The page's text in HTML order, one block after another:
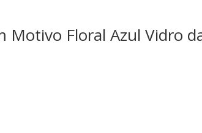
Motivo Floral Azul Vidro